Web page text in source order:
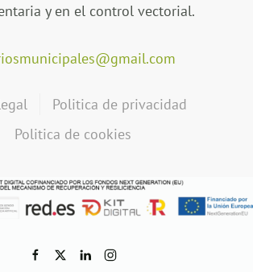
y en el control vectorial.
Politica de privacidad
Politica de cookies